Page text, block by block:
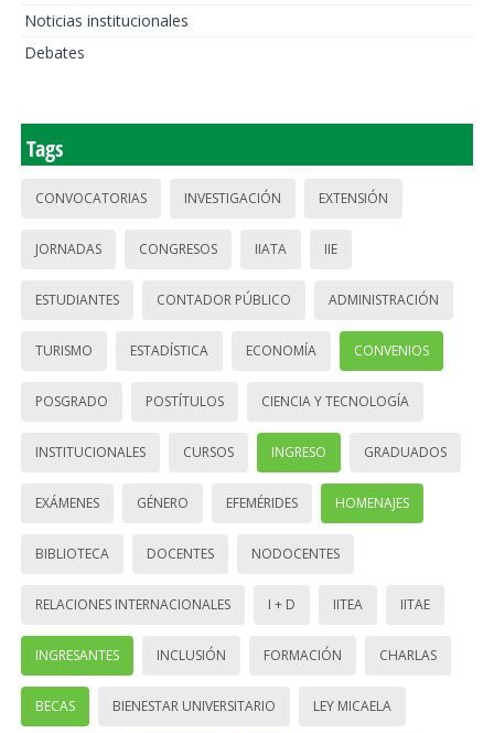
Noticias institucionales
Debates
Tags
CONVOCATORIAS INVESTIGACIÓN EXTENSIÓN
JORNADAS CONGRESOS IIATA IIE
ESTUDIANTES CONTADOR PÚBLICO ADMINISTRACIÓN
TURISMO ESTADÍSTICA ECONOMÍA CONVENIOS
POSGRADO POSTÍTULOS CIENCIA Y TECNOLOGÍA
INSTITUCIONALES CURSOS INGRESO GRADUADOS
EXÁMENES GÉNERO EFEMÉRIDES HOMENAJES
BIBLIOTECA DOCENTES NODOCENTES
RELACIONES INTERNACIONALES I + D IITEA IITAE
INGRESANTES INCLUSIÓN FORMACIÓN CHARLAS
BECAS BIENESTAR UNIVERSITARIO LEY MICAELA